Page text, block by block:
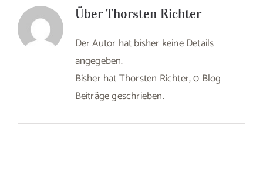
ÜberThorsten Richter
Der Autor hat bisher keine Details
angegeben.
Bisher hat Thorsten Richter, 0 Blog
Beiträge geschrieben.